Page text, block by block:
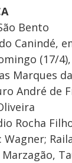
Bento
Canindé,
(17/
Marques
André de
Rocha
: Wagner;